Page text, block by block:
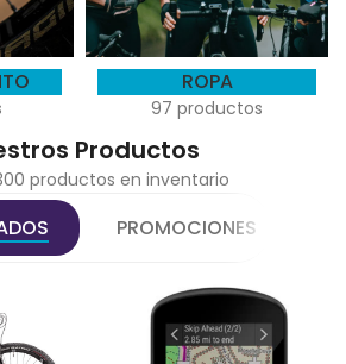
ROPA
97 productos
Productos
productos en inventario
PROMOCIONES